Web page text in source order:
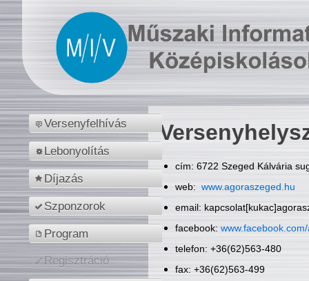
Versenyfelhívás
Lebonyolítás
Díjazás
Szponzorok
Program
Regisztráció
cím: 6722 Szeged Kálvária
web: www.agoraszeged.hu
email:
facebook:
telefon: +36(62)563-480
fax: +36(62)563-499